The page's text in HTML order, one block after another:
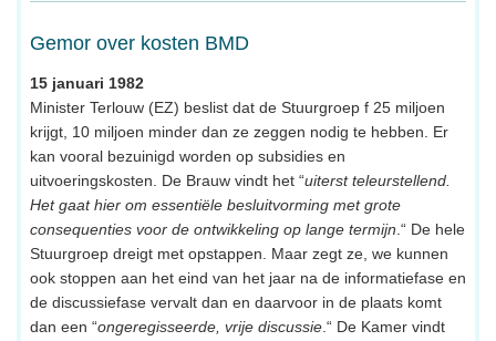
Gemor over kosten BMD
15 januari 1982
Minister Terlouw (EZ) beslist dat de Stuurgroep f 25 miljoen
krijgt, 10 miljoen minder dan ze zeggen nodig te hebben. Er
kan vooral bezuinigd worden op subsidies en
uitvoeringskosten. De Brauw vindt het “uiterst teleurstellend.
Het gaat hier om essentiële besluitvorming met grote
consequenties voor de ontwikkeling op lange termijn .“ De hele
Stuurgroep dreigt met opstappen. Maar zegt ze, we kunnen
ook stoppen aan het eind van het jaar na de informatiefase en
de discussiefase vervalt dan en daarvoor in de plaats komt
dan een “ongeregisseerde, vrije discussie .“ De Kamer vindt